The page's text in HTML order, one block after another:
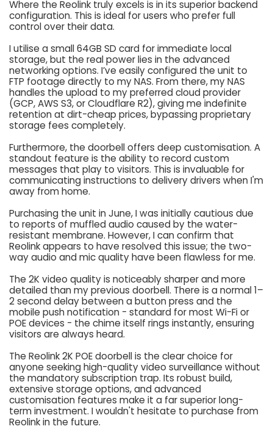
Where the Reolink truly excels is in its superior backend
configuration. This is ideal for users who prefer full
control over their data.
I utilise a small 64GB SD card for immediate local
storage, but the real power lies in the advanced
networking options. I’ve easily configured the unit to
FTP footage directly to my NAS. From there, my NAS
handles the upload to my preferred cloud provider
(GCP, AWS S3, or Cloudflare R2), giving me indefinite
retention at dirt-cheap prices, bypassing proprietary
storage fees completely.
Furthermore, the doorbell offers deep customisation. A
standout feature is the ability to record custom
messages that play to visitors. This is invaluable for
communicating instructions to delivery drivers when I'm
away from home.
Purchasing the unit in June, I was initially cautious due
to reports of muffled audio caused by the water-
resistant membrane. However, I can confirm that
Reolink appears to have resolved this issue; the two-
way audio and mic quality have been flawless for me.
The 2K video quality is noticeably sharper and more
detailed than my previous doorbell. There is a normal 1–
2 second delay between a button press and the
mobile push notification - standard for most Wi-Fi or
POE devices - the chime itself rings instantly, ensuring
visitors are always heard.
The Reolink 2K POE doorbell is the clear choice for
anyone seeking high-quality video surveillance without
the mandatory subscription trap. Its robust build,
extensive storage options, and advanced
customisation features make it a far superior long-
term investment. I wouldn't hesitate to purchase from
Reolink in the future.